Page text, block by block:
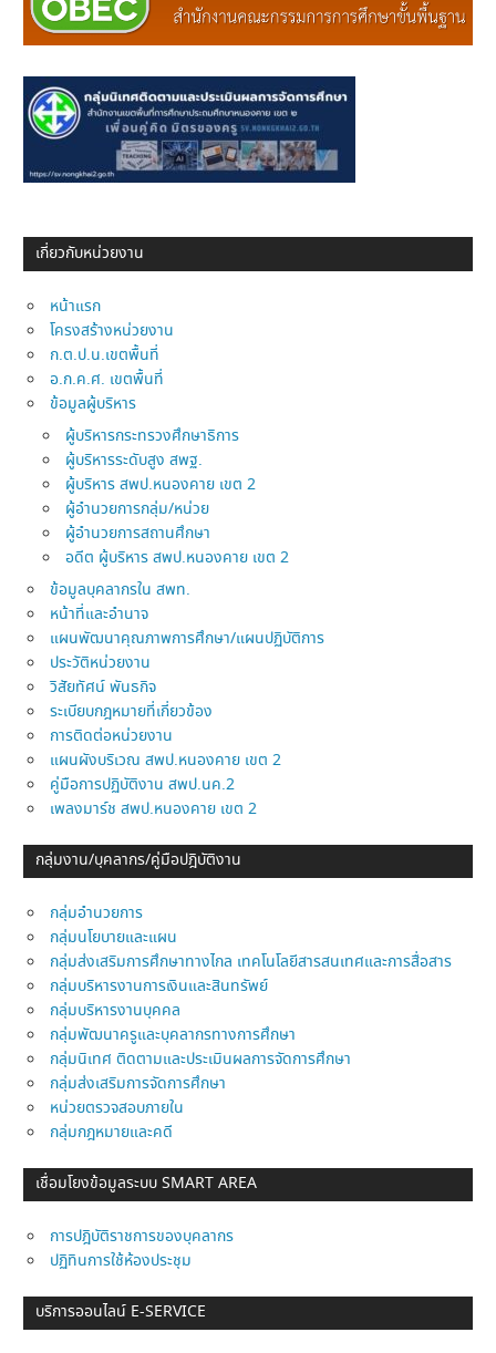
เกี่ยวกับหน่วยงาน
หน้าแรก
โครงสร้างหน่วยงาน
ก.ต.ป.น.เขตพื้นที่
อ.ก.ค.ศ. เขตพื้นที่
ข้อมูลผู้บริหาร
ผู้บริหารกระทรวงศึกษาธิการ
ผู้บริหารระดับสูง สพฐ.
ผู้บริหาร สพป.หนองคาย เขต 2
ผู้อำนวยการกลุ่ม/หน่วย
ผู้อำนวยการสถานศึกษา
อดีต ผู้บริหาร สพป.หนองคาย เขต 2
ข้อมูลบุคลากรใน สพท.
หน้าที่และอำนาจ
แผนพัฒนาคุณภาพการศึกษา/แผนปฏิบัติการ
ประวัติหน่วยงาน
วิสัยทัศน์ พันธกิจ
ระเบียบกฎหมายที่เกี่ยวข้อง
การติดต่อหน่วยงาน
แผนผังบริเวณ สพป.หนองคาย เขต 2
คู่มือการปฏิบัติงาน สพป.นค.2
เพลงมาร์ช สพป.หนองคาย เขต 2
กลุ่มงาน/บุคลากร/คู่มือปฎิบัติงาน
กลุ่มอำนวยการ
กลุ่มนโยบายและแผน
กลุ่มส่งเสริมการศึกษาทางไกล เทคโนโลยีสารสนเทศและการสื่อสาร
กลุ่มบริหารงานการเงินและสินทรัพย์
กลุ่มบริหารงานบุคคล
กลุ่มพัฒนาครูและบุคลากรทางการศึกษา
กลุ่มนิเทศ ติดตามและประเมินผลการจัดการศึกษา
กลุ่มส่งเสริมการจัดการศึกษา
หน่วยตรวจสอบภายใน
กลุ่มกฎหมายและคดี
เชื่อมโยงข้อมูลระบบ SMART AREA
การปฎิบัติราชการของบุคลากร
ปฏิทินการใช้ห้องประชุม
บริการออนไลน์ E-SERVICE